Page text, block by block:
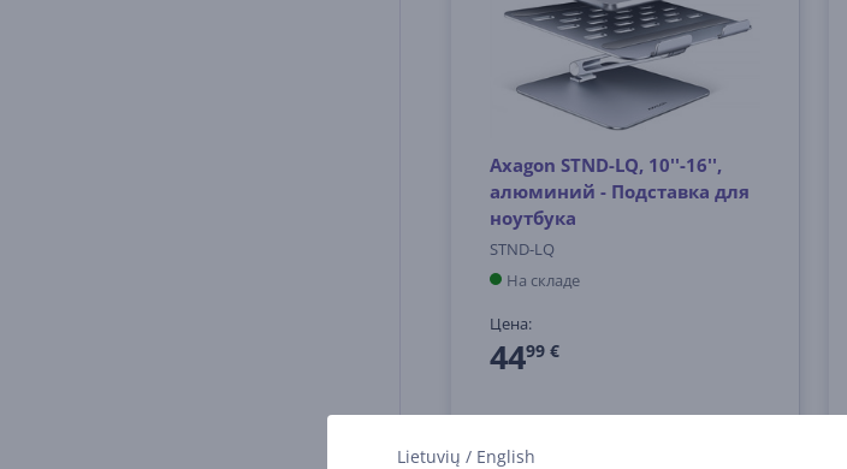
Lietuvių / English
Axagon STND-LQ, 10''-16'',
алюминий - Подставка для
ноутбука
STND-LQ
На складе
Цена:
4499 €